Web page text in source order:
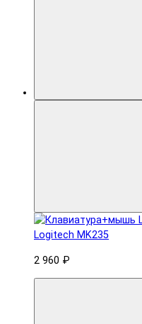
Logitech MK235
2 960 ₽